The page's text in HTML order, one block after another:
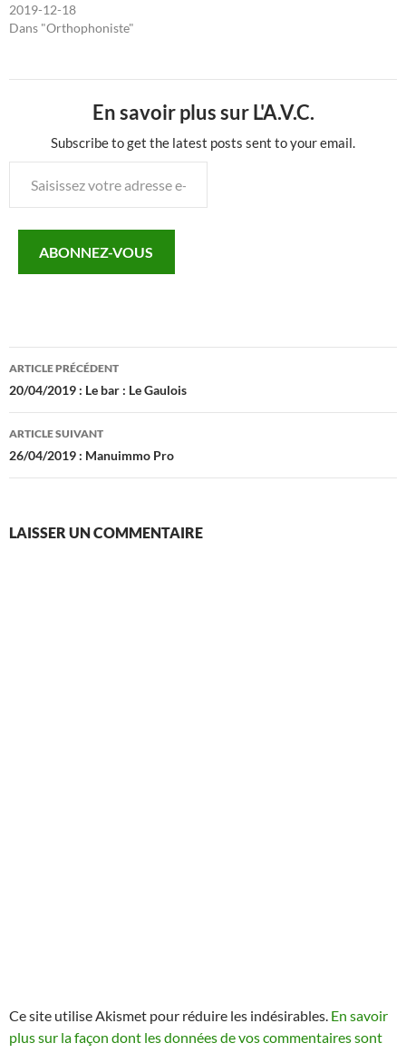
2019-12-18
Dans "Orthophoniste"
En savoir plus sur L'A.V.C.
Subscribe to get the latest posts sent to your email.
votre
mail…ABONNEZ-VOUS
Navigation
des
articles
ARTICLE PRÉCÉDENT
20/04/2019 : Le bar : Le Gaulois
ARTICLE SUIVANT
26/04/2019 : Manuimmo Pro
LAISSER UN COMMENTAIRE
Ce site utilise Akismet pour réduire les indésirables. En savoir
plus sur la façon dont les données de vos commentaires sont